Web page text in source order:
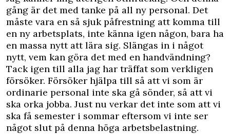
gång är det med tanke på all ny personal. Det
måste vara en så sjuk påfrestning att komma till
en ny arbetsplats, inte känna igen någon, bara ha
en massa nytt att lära sig. Slängas in i något
nytt, vem kan göra det med en handvändning?
Tack igen till alla jag har träffat som verkligen
försöker. Försöker hjälpa till så att vi som är
ordinarie personal inte ska gå sönder, så att vi
ska orka jobba. Just nu verkar det inte som att vi
ska få semester i sommar eftersom vi inte ser
något slut på denna höga arbetsbelastning.